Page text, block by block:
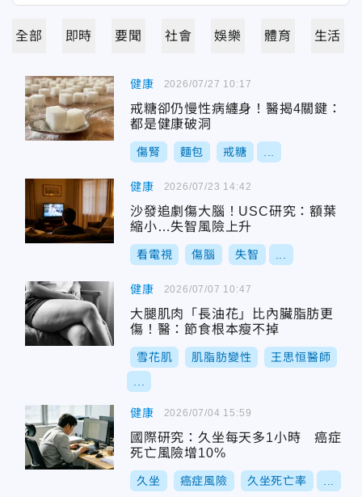
全部 即時 要聞 社會 娛樂 體育 生活
健康
戒糖卻仍慢性病纏身！醫揭4關鍵：
都是健康破洞
傷腎 麵包 戒糖
2026/07/27 10:17
健康
沙發追劇傷大腦！USC研究：額葉
縮小…失智風險上升
看電視 傷腦 失智
2026/07/23 14:42
健康
大腿肌肉「長油花」比內臟脂肪更
傷！醫：節食根本瘦不掉
雪花肌 肌脂肪變性 王思恒醫師
2026/07/07 10:47
健康
國際研究：久坐每天多1小時 癌症
死亡風險增10%
久坐 癌症風險 久坐死亡率
2026/07/04 15:59